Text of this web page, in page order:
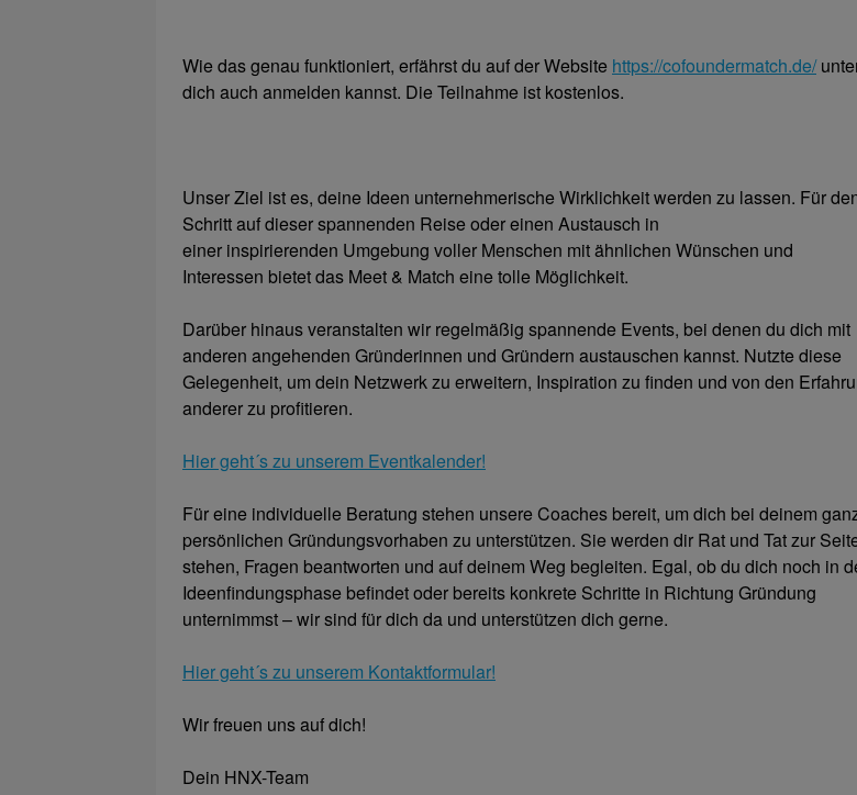
Wie das genau funktioniert, erfährst du auf der Website https://cofoundermatch.de/
dich auch anmelden kannst. Die Teilnahme ist kostenlos.
Unser Ziel ist es, deine Ideen unternehmerische Wirklichkeit werden zu lassen. Für
Schritt auf dieser spannenden Reise oder einen Austausch in
einer inspirierenden Umgebung voller Menschen mit ähnlichen Wünschen und
Interessen bietet das Meet & Match eine tolle Möglichkeit.
Darüber hinaus veranstalten wir regelmäßig spannende Events, bei denen du dich mit
anderen angehenden Gründerinnen und Gründern austauschen kannst. Nutzte diese
Gelegenheit, um dein Netzwerk zu erweitern, Inspiration zu finden und von den
anderer zu profitieren.
Hier geht´s zu unserem Eventkalender!
Für eine individuelle Beratung stehen unsere Coaches bereit, um dich bei deinem
persönlichen Gründungsvorhaben zu unterstützen. Sie werden dir Rat und Tat zur
stehen, Fragen beantworten und auf deinem Weg begleiten. Egal, ob du dich noch in
Ideenfindungsphase befindet oder bereits konkrete Schritte in Richtung Gründung
unternimmst – wir sind für dich da und unterstützen dich gerne.
Hier geht´s zu unserem Kontaktformular!
Wir freuen uns auf dich!
Dein HNX-Team